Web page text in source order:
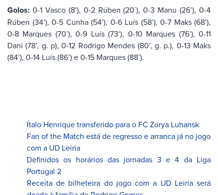
Golos: 0-1 Vasco (8’), 0-2 Rúben (20´), 0-3 Manu (26’), 0-4
Rúben (34’), 0-5 Cunha (54’), 0-6 Luís (58’), 0-7 Maks (68’),
0-8 Marques (70’), 0-9 Luís (73’), 0-10 Marques (76’), 0-11
Dani (78’, g. p), 0-12 Rodrigo Mendes (80’, g. p.), 0-13 Maks
(84’), 0-14 Luís (86’) e 0-15 Marques (88’).
Ítalo Henrique transferido para o FC Zorya Luhansk
Fan of the Match está de regresso e arranca já no jogo
com a UD Leiria
Definidos os horários das jornadas 3 e 4 da Liga
Portugal 2
Receita de bilheteira do jogo com a UD Leiria será